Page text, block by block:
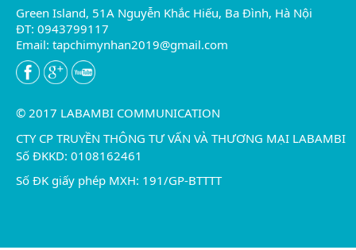
Green Island, 51A Nguyễn Khắc Hiếu, Ba Đình, Hà Nội
ĐT: 0943799117
Email: tapchimynhan2019@gmail.com
© 2017 LABAMBI COMMUNICATION
CTY CP TRUYỀN THÔNG TƯ VẤN VÀ THƯƠNG MẠI LABAMBI
Số ĐKKD: 0108162461
Số ĐK giấy phép MXH: 191/GP-BTTTT